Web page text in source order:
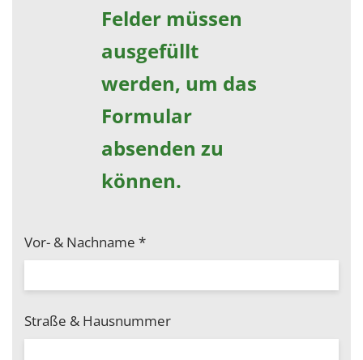
Felder müssen
ausgefüllt
werden, um das
Formular
absenden zu
können.
Vor- & Nachname *
Straße & Hausnummer